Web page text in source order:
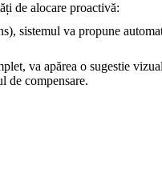
de alocare proactivă:
sistemul va propune
va apărea o sugestie
de compensare.